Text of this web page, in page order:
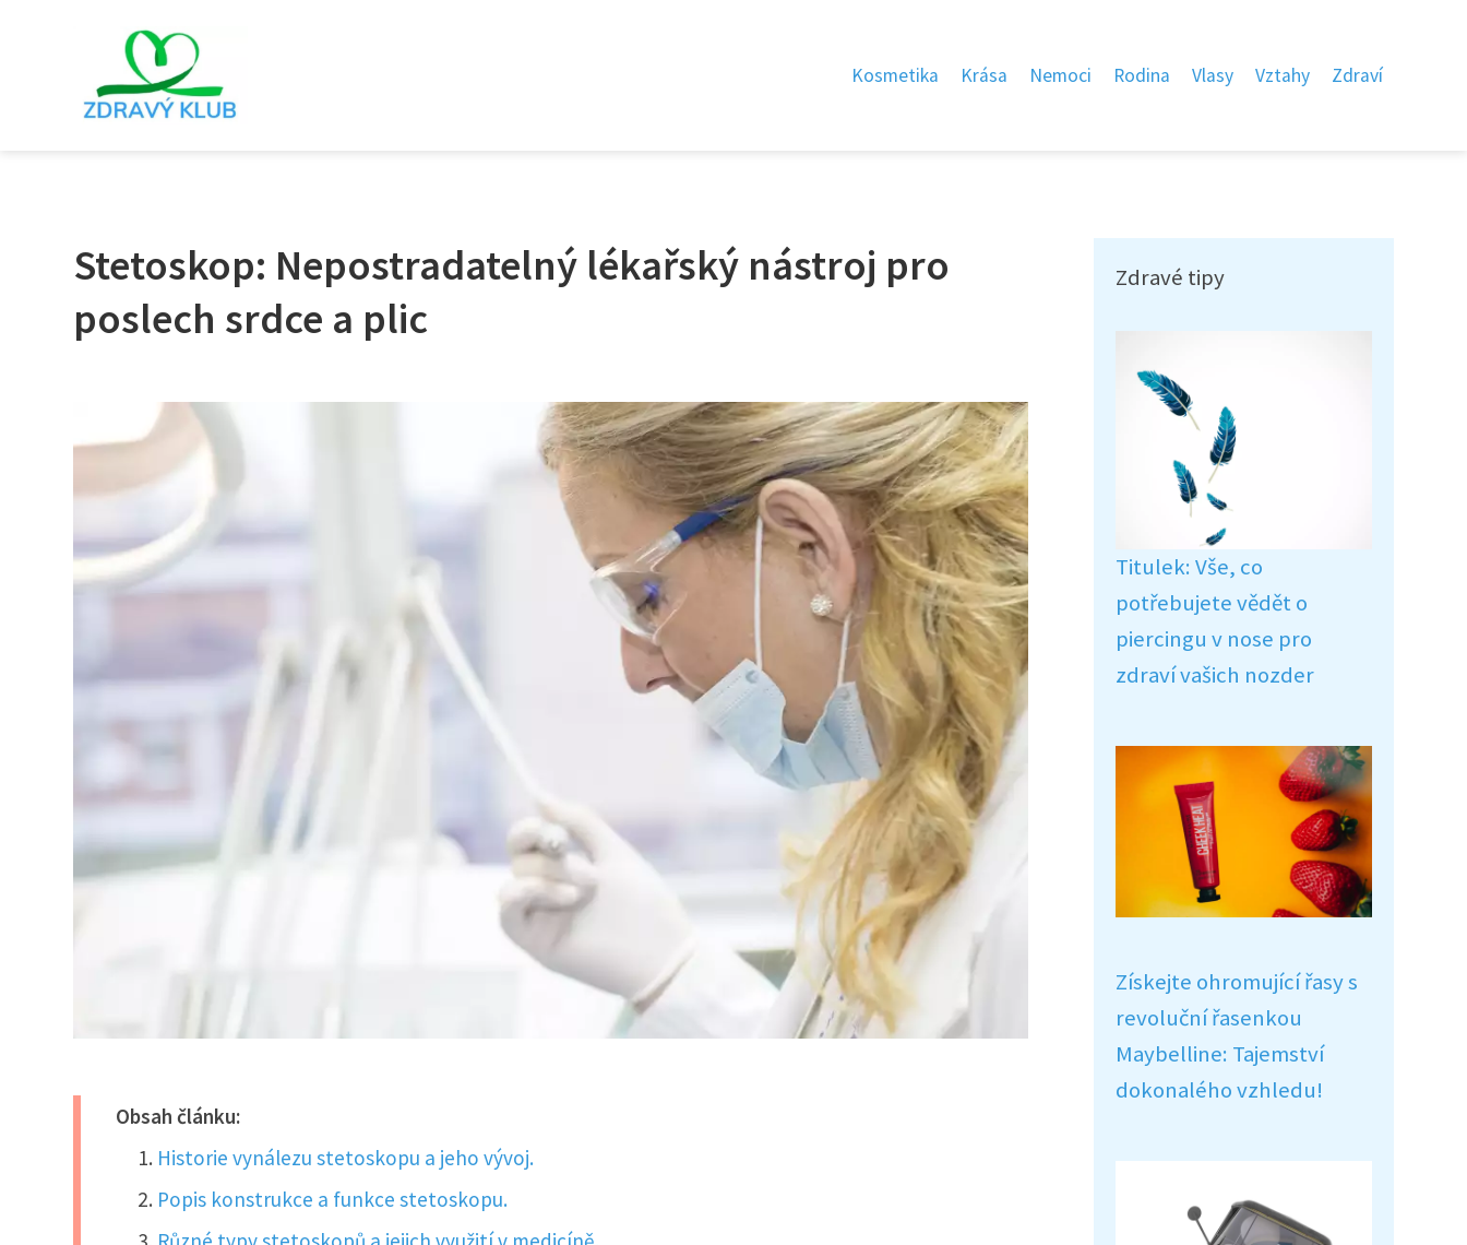
Kosmetika Krása Nemoci Rodina Vlasy Vztahy Zdraví
Stetoskop: Nepostradatelný lékařský nástroj pro
poslech srdce a plic
Obsah článku:
Historie vynálezu stetoskopu a jeho vývoj.
Popis konstrukce a funkce stetoskopu.
Zdravé tipy
Titulek: Vše, co
potřebujete vědět o
piercingu v nose pro
zdraví vašich nozder
Získejte ohromující řasy s
revoluční řasenkou
Maybelline: Tajemství
dokonalého vzhledu!